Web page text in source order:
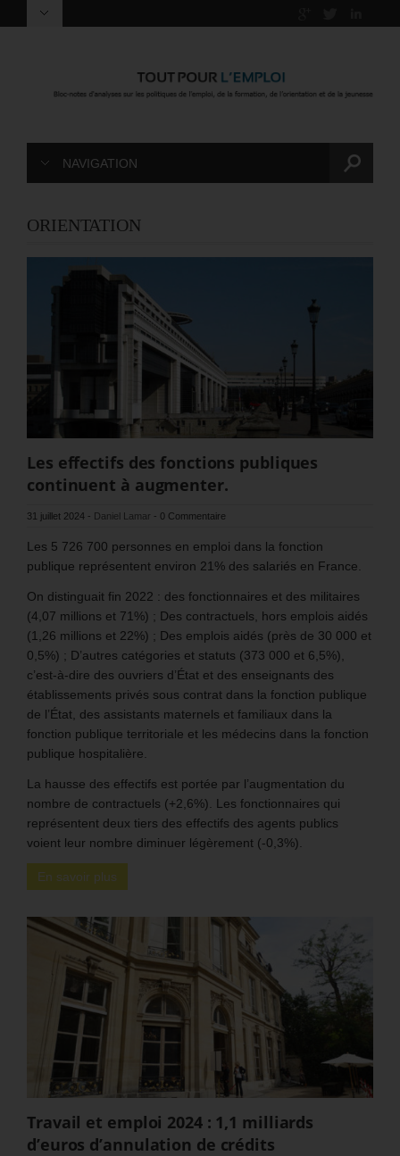
NAVIGATION
ORIENTATION
Les effectifs des fonctions publiques
continuent à augmenter.
31 juillet 2024 - Daniel Lamar - 0 Commentaire
Les 5 726 700 personnes en emploi dans la fonction
publique représentent environ 21% des salariés en France.
On distinguait fin 2022 : des fonctionnaires et des militaires
(4,07 millions et 71%) ; Des contractuels, hors emplois aidés
(1,26 millions et 22%) ; Des emplois aidés (près de 30 000 et
0,5%) ; D’autres catégories et statuts (373 000 et 6,5%),
c’est-à-dire des ouvriers d’État et des enseignants des
établissements privés sous contrat dans la fonction publique
de l’État, des assistants maternels et familiaux dans la
fonction publique territoriale et les médecins dans la fonction
publique hospitalière.
La hausse des effectifs est portée par l’augmentation du
nombre de contractuels (+2,6%). Les fonctionnaires qui
représentent deux tiers des effectifs des agents publics
voient leur nombre diminuer légèrement (-0,3%).
En savoir plus
Travail et emploi 2024 : 1,1 milliards
d’euros d’annulation de crédits